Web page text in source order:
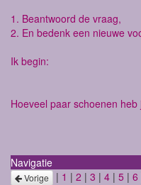
1. Beantwoord de vraag,
2. En bedenk een nieuwe
Ik begin:
Hoeveel paar schoenen heb
Navigatie
Vorige | 1 | 2 | 3 | 4 | 5 | 6